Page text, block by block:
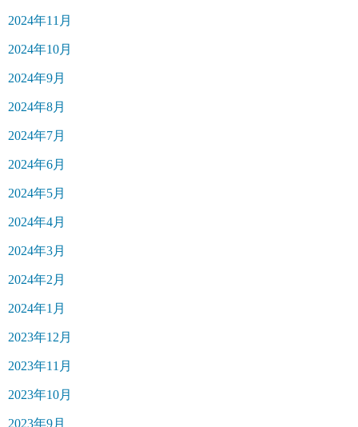
2024年11月
2024年10月
2024年9月
2024年8月
2024年7月
2024年6月
2024年5月
2024年4月
2024年3月
2024年2月
2024年1月
2023年12月
2023年11月
2023年10月
2023年9月